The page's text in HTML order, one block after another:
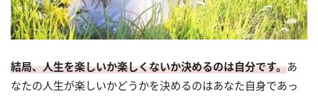
結局、人生を楽しいか楽しくないか決めるのは自分です。あ
なたの人生が楽しいかどうかを決めるのはあなた自身であっ